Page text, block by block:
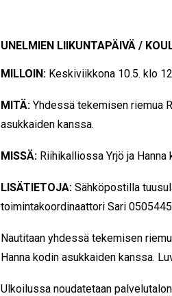
UNELMIEN LIIKUNTAPÄIVÄ /
MILLOIN:Keskiviikkona 10.5. klo
MITÄ:Yhdessä tekemisen riemua
asukkaiden kanssa.
MISSÄ: Riihikalliossa Yrjö ja
LISÄTIETOJA: Sähköpostilla
toimintakoordinaattori Sari
Nautitaan yhdessä tekemisen
Hanna kodin asukkaiden kanssa.
Ulkoilussa noudatetaan